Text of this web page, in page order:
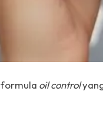
formula oil control